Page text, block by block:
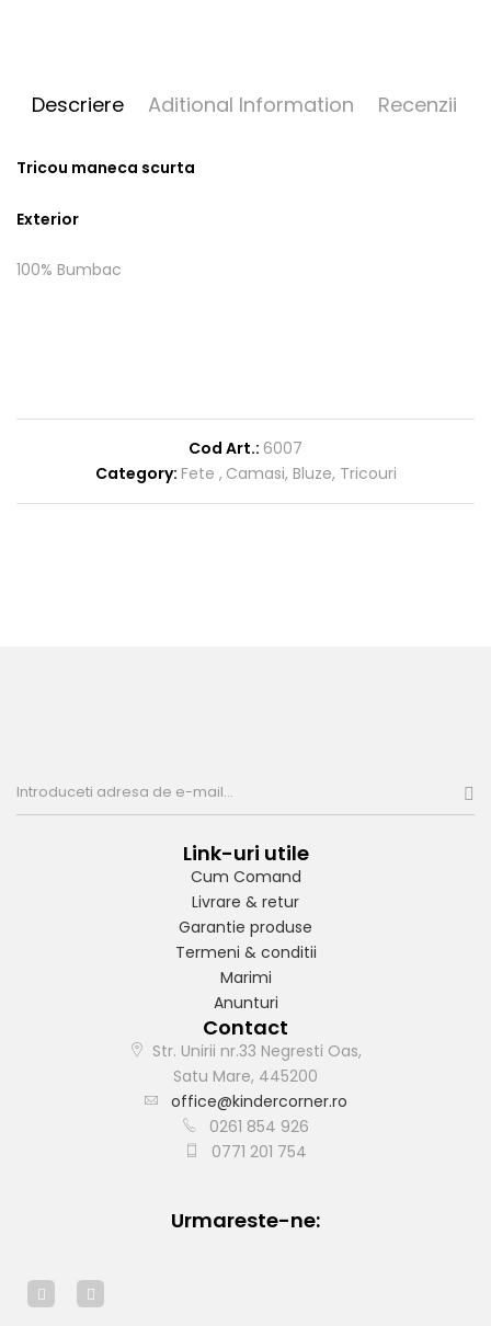
Descriere Aditional Information Recenzii
Tricou maneca scurta
Exterior
100% Bumbac
Cod Art.: 6007
Category: Fete Camasi, Bluze, Tricouri
Link-uri utile
Cum Comand
Livrare & retur
Garantie produse
Termeni & conditii
Marimi
Anunturi
Contact
Str. Unirii nr.33 Negresti Oas,
Satu Mare, 445200
office@kindercorner.ro
0261 854 926
0771 201 754
Urmareste-ne: